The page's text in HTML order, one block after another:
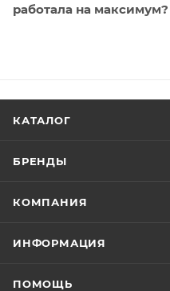
работала на максимум?
КАТАЛОГ
БРЕНДЫ
КОМПАНИЯ
ИНФОРМАЦИЯ
ПОМОЩЬ